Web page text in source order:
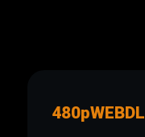
480pWEBDL